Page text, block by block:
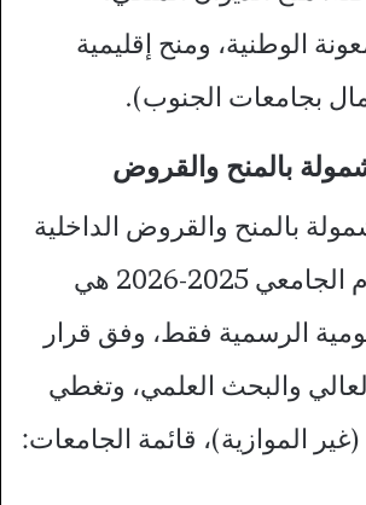
الوطنية، ومنح إقليمية
بجامعات الجنوب).
بالمنح والقروض
بالمنح والقروض الداخلية
في الأردن للعام الجامعي 2025-2026 هي
الرسمية فقط، وفق قرار
والبحث العلمي، وتغطي
(غير الموازية)، قائمة الجامعات: